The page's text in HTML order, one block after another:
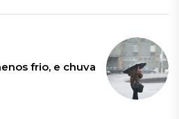
frio, e chuva